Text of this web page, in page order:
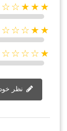
★★★☆☆
★★☆☆☆
★☆☆☆☆